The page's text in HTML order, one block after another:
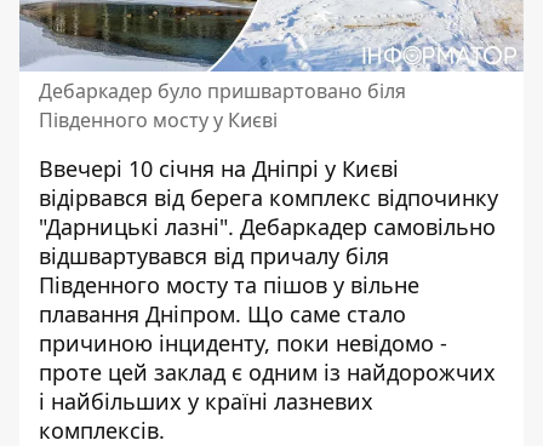
Дебаркадер було пришвартовано біля
Південного мосту у Києві
Ввечері 10 січня на Дніпрі у Києві
відірвався від берега комплекс відпочинку
"Дарницькі лазні". Дебаркадер самовільно
відшвартувався від причалу біля
Південного мосту та пішов у вільне
плавання Дніпром. Що саме стало
причиною інциденту, поки невідомо -
проте цей заклад є одним із найдорожчих
і найбільших у країні лазневих
комплексів.